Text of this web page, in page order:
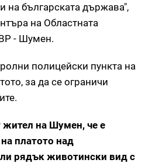
на българската държава",
на Областната
- Шумен.
полицейски пункта на
за да се ограничи
жител на Шумен, че е
платото над
рядък животински вид с